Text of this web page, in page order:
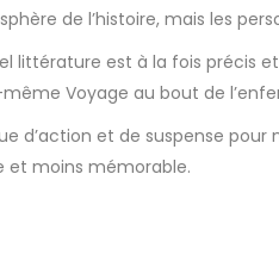
de l’histoire, mais les
littérature est à la fois précis
Voyage au bout de
d’action et de suspense
et moins mémorable.